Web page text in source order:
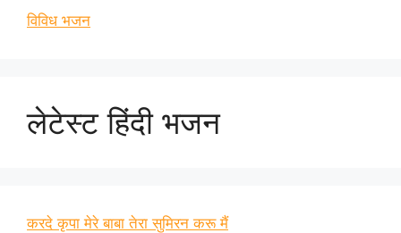
विविध भजन
लेटेस्ट हिंदी भजन
करदे कृपा मेरे बाबा तेरा सुमिरन करू मैं